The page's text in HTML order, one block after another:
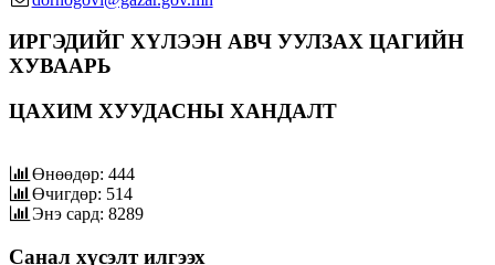
ИРГЭДИЙГ ХҮЛЭЭН АВЧ УУЛЗАХ ЦАГИЙН
ХУВААРЬ
ЦАХИМ ХУУДАСНЫ ХАНДАЛТ
Өнөөдөр: 444
Өчигдөр: 514
Энэ сард: 8289
Санал хүсэлт илгээх